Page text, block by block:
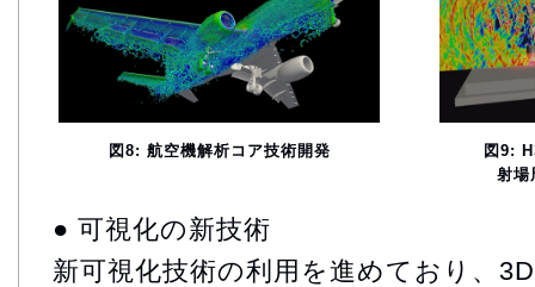
図8: 航空機解析コア技術開発
図9:
射場
● 可視化の新技術
新可視化技術の利用を進めており、